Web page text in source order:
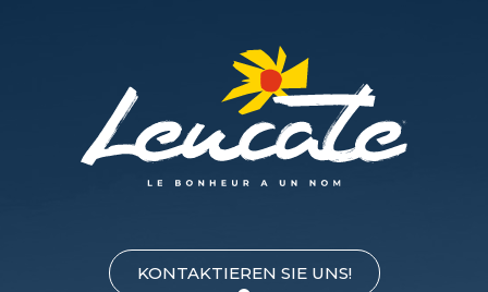
KONTAKTIEREN SIE UNS!